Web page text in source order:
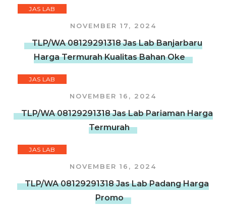
JAS LAB
NOVEMBER 17, 2024
TLP/WA 08129291318 Jas Lab Banjarbaru
Harga Termurah Kualitas Bahan Oke
JAS LAB
NOVEMBER 16, 2024
TLP/WA 08129291318 Jas Lab Pariaman Harga
Termurah
JAS LAB
NOVEMBER 16, 2024
TLP/WA 08129291318 Jas Lab Padang Harga
Promo